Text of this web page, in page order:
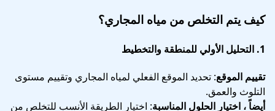
كيف يتم التخلص من مياه المجاري؟
1. التحليل الأولي للمنطقة والتخطيط
تقييم الموقع: تحديد الموقع الفعلي لمياه المجاري وتقييم مستوى
التلوث والعمق.
أيضاً ، اختيار الحلول المناسبة: اختيار الطريقة الأنسب للتخلص من